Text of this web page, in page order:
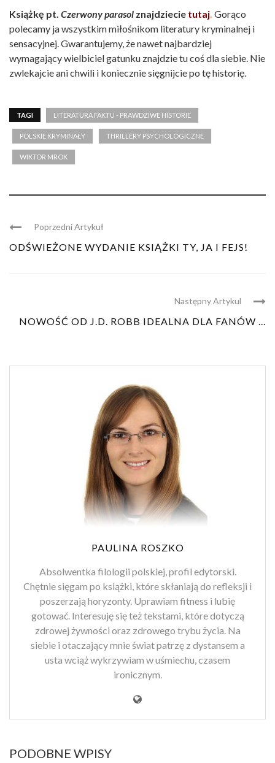
Książkę pt. Czerwony parasol znajdziecie tutaj Gorąco
polecamy ja wszystkim miłośnikom literatury kryminalnej i
sensacyjnej. Gwarantujemy, że nawet najbardziej
wymagający wielbiciel gatunku znajdzie tu coś dla siebie. Nie
zwlekajcie ani chwili i koniecznie sięgnijcie po tę historię.
TAGI LITERATURA FAKTU - PRAWDZIWE HISTORIE
POLSKIE KRYMINAŁY THRILLERY PSYCHOLOGICZNE
WIKTOR MROK
Poprzedni Artykuł
ODŚWIEŻONE WYDANIE KSIĄŻKI TY, JA I FEJS!
Następny Artykul
NOWOŚĆ OD J.D. ROBB IDEALNA DLA FANÓW ...
PAULINA ROSZKO
Absolwentka filologii polskiej, profil edytorski.
Chętnie sięgam po książki, które skłaniają do refleksji i
poszerzają horyzonty. Uprawiam fitness i lubię
gotować. Interesuję się też tekstami, które dotyczą
zdrowej żywności oraz zdrowego trybu życia. Na
siebie i otaczający mnie świat patrzę z dystansem a
usta wciąż wykrzywiam w uśmiechu, czasem
ironicznym.
PODOBNE WPISY